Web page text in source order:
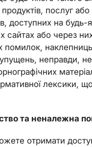
послуг або
доступних на будь-
сайтах або через
помилок,
неправди,
лексики,
та неналежна
отримати